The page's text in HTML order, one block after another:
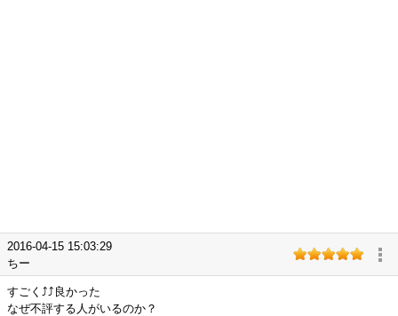
2016-04-15 15:03:29
ちー
すごく⤴⤴良かった
なぜ不評する人がいるのか？